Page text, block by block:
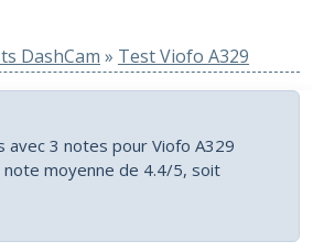
DashCam » Test Viofo A329
3 notes pour Viofo A329
moyenne de 4.4/5, soit